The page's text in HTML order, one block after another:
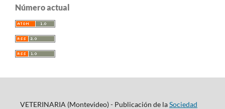
Número actual
VETERINARIA (Montevideo) - Publicación de laSociedad